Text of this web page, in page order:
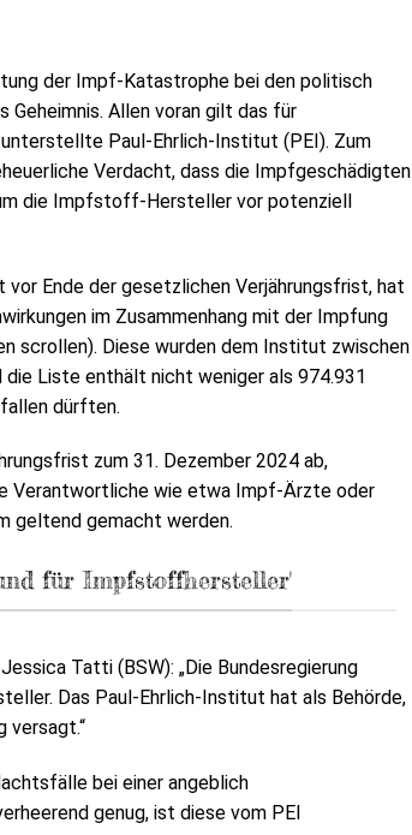
der Impf-Katastrophe bei den politisch
Allen voran gilt das für
Paul-Ehrlich-Institut (PEI). Zum
Verdacht, dass die Impfgeschädigten
die Impfstoff-Hersteller vor potenziell
Ende der gesetzlichen Verjährungsfrist, hat
im Zusammenhang mit der Impfung
scrollen). Diese wurden dem Institut zwischen
Liste enthält nicht weniger als 974.931
dürften.
zum 31. Dezember 2024 ab,
Verantwortliche wie etwa Impf-Ärzte oder
geltend gemacht werden.
für Impfstoffhersteller'
Tatti (BSW): „Die Bundesregierung
Das Paul-Ehrlich-Institut hat als Behörde,
versagt.“
bei einer angeblich
genug, ist diese vom PEI